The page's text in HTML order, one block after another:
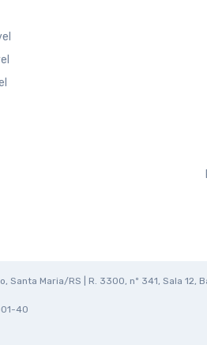
Maria/RS | R. 3300, nº 341, Sala 12,
40